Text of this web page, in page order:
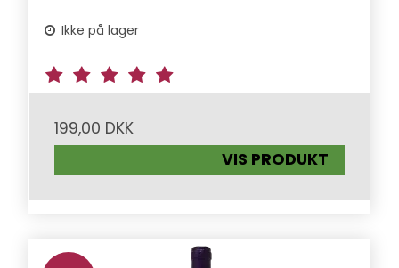
Ikke på lager
199,00 DKK
VIS PRODUKT